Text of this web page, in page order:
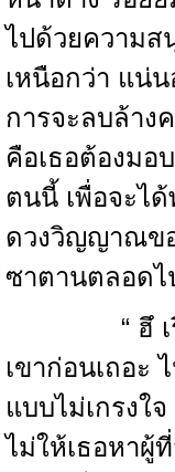
ไปด้วยความส
เหนือกว่า แน่
การจะลบล้าง
คือเธอต้องม
ตนนี้ เพื่อจะไ
ดวงวิญญาณขอ
ซาตานตลอดไ
“ ฮึ เรื่อง
เขาก่อนเถอะ
แบบไม่เกรงใ
ไม่ให้เธอหาผู้